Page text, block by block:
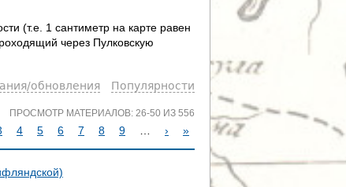
(т.е. 1 сантиметр на карте равен
через Пулковскую
обновления Популярности
ПРОСМОТР МАТЕРИАЛОВ: 26-50 ИЗ 556
4 5 6 7 8 9 › »